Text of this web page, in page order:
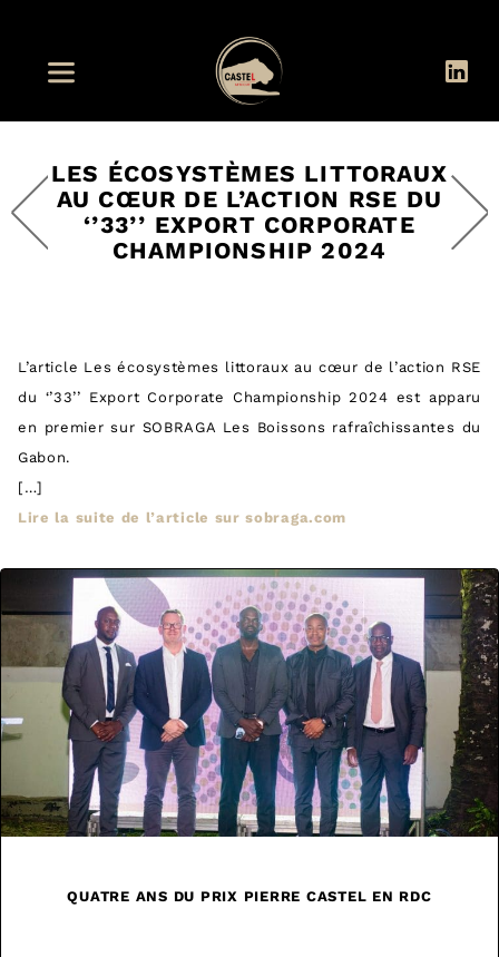
LES ÉCOSYSTÈMES LITTORAUX
AU CŒUR DE L’ACTION RSE DU
‘’33’’ EXPORT CORPORATE
CHAMPIONSHIP 2024
L’article Les écosystèmes littoraux au cœur de l’action RSE
du ‘’33’’ Export Corporate Championship 2024 est apparu
en premier sur SOBRAGA Les Boissons rafraîchissantes du
Gabon.
[…]
Lire la suite de l’article sur sobraga.com
QUATRE ANS DU PRIX PIERRE CASTEL EN RDC